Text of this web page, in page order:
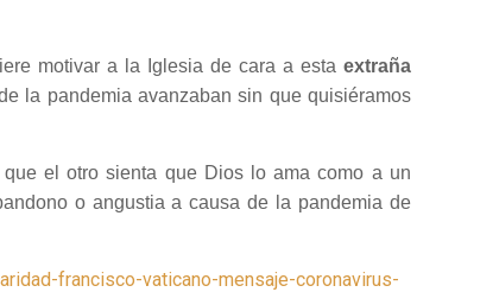
motivar a la Iglesia de cara a esta extraña
la pandemia avanzaban sin que quisiéramos
que el otro sienta que Dios lo ama como a un
o angustia a causa de la pandemia de
francisco-vaticano-mensaje-coronavirus-